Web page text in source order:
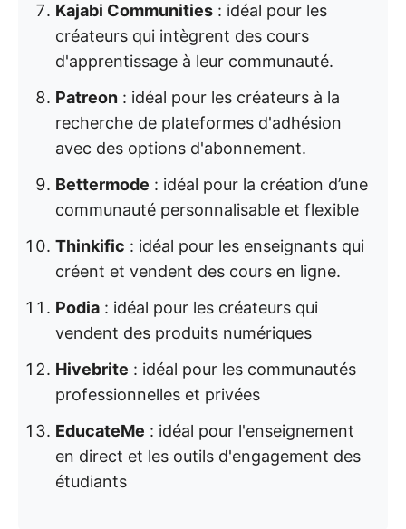
Kajabi Communities : idéal pour les
créateurs qui intègrent des cours
d'apprentissage à leur communauté.
Patreon : idéal pour les créateurs à la
recherche de plateformes d'adhésion
avec des options d'abonnement.
Bettermode : idéal pour la création d’une
communauté personnalisable et flexible
Thinkific : idéal pour les enseignants qui
créent et vendent des cours en ligne.
Podia : idéal pour les créateurs qui
vendent des produits numériques
Hivebrite : idéal pour les communautés
professionnelles et privées
EducateMe : idéal pour l'enseignement
en direct et les outils d'engagement des
étudiants